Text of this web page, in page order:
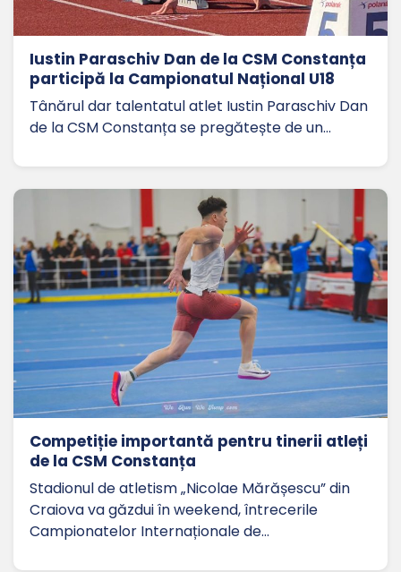
Iustin Paraschiv Dan de la CSM Constanța
participă la Campionatul Național U18
Tânărul dar talentatul atlet Iustin Paraschiv Dan
de la CSM Constanța se pregătește de un…
Competiție importantă pentru tinerii atleți
de la CSM Constanța
Stadionul de atletism „Nicolae Mărășescu” din
Craiova va găzdui în weekend, întrecerile
Campionatelor Internaționale de…